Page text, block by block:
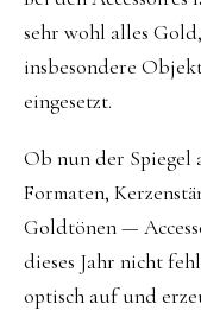
sehr wohl alles
insbesondere
eingesetzt.
Ob nun der Spiegel
Formaten,
Goldtönen —
dieses Jahr nicht
optisch auf und